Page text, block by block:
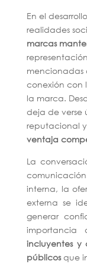
En el
realidades
marcas
mencionadas
conexión con
la marca.
deja de verse
reputacional y
ventaja
La
interna, la
externa se
generar
incluyentes y
públicosque